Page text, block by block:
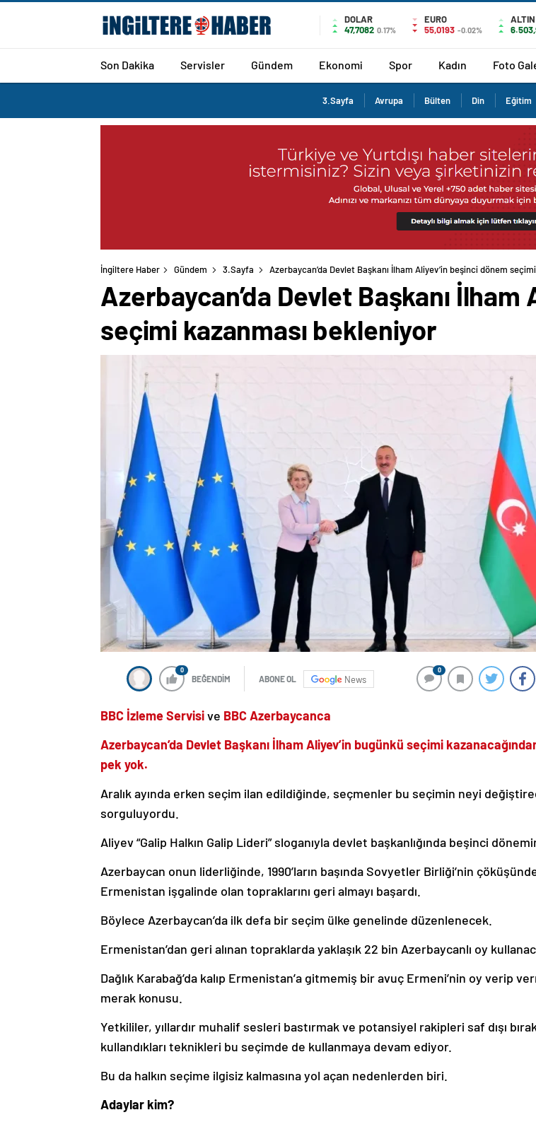
DOLAR
47,7082 0.17%
EURO
55,0193 -0.02%
ALTIN
Son Dakika Servisler Gündem Ekonomi Spor Kadın Foto
3.Sayfa Avrupa Bülten Din Eğitim
İngiltere Haber Gündem 3.Sayfa Azerbaycan’da Devlet Başkanı İlham Aliyev’in beşinci dönem
Azerbaycan’da Devlet Başkanı
seçimi kazanması bekleniyor
0
BEĞENDİM ABONE OL News
0
BBC İzleme Servisive BBC Azerbaycanca
Azerbaycan’da Devlet Başkanı İlham Aliyev’in bugünkü seçimi
pek yok.
Aralık ayında erken seçim ilan edildiğinde, seçmenler bu seçimin neyi
sorguluyordu.
Aliyev “Galip Halkın Galip Lideri” sloganıyla devlet başkanlığında beşinci
Azerbaycan onun liderliğinde, 1990’ların başında Sovyetler Birliği’nin
Ermenistan işgalinde olan topraklarını geri almayı başardı.
Böylece Azerbaycan’da ilk defa bir seçim ülke genelinde düzenlenecek.
Ermenistan’dan geri alınan topraklarda yaklaşık 22 bin Azerbaycanlı oy
Dağlık Karabağ’da kalıp Ermenistan’a gitmemiş bir avuç Ermeni’nin oy verip
merak konusu.
Yetkililer, yıllardır muhalif sesleri bastırmak ve potansiyel rakipleri saf dışı
kullandıkları teknikleri bu seçimde de kullanmaya devam ediyor.
Bu da halkın seçime ilgisiz kalmasına yol açan nedenlerden biri.
Adaylar kim?